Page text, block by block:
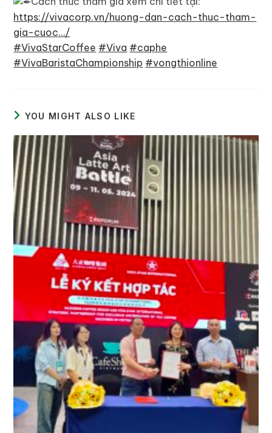
https://vivacorp.vn/huong-dan-cach-thuc-tham-
gia-cuoc…/
#VivaStarCoffee #Viva #caphe
#VivaBaristaChampionship #vongthionline
YOU MIGHT ALSO LIKE